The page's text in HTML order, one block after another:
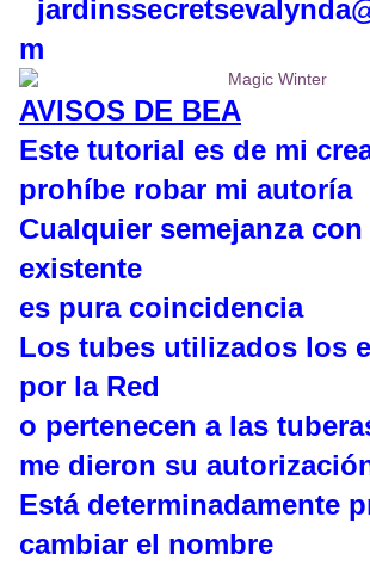
jardinssecretse
m
AVISOS DE BEA
Este tutorial es de mi
prohíbe robar mi autoría
Cualquier semejanza
existente
es pura coincidencia
Los tubes utilizados los
por la Red
o pertenecen a las
me dieron su
Está determinadamente
cambiar el nombre